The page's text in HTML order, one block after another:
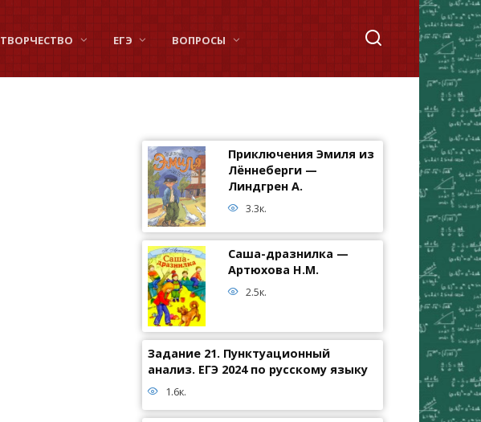
ТВОРЧЕСТВО ЕГЭ ВОПРОСЫ
Приключения Эмиля из
Лённеберги —
Линдгрен А.
3.3к.
Саша-дразнилка —
Артюхова Н.М.
2.5к.
Задание 21. Пунктуационный
анализ. ЕГЭ 2024 по русскому языку
1.6к.